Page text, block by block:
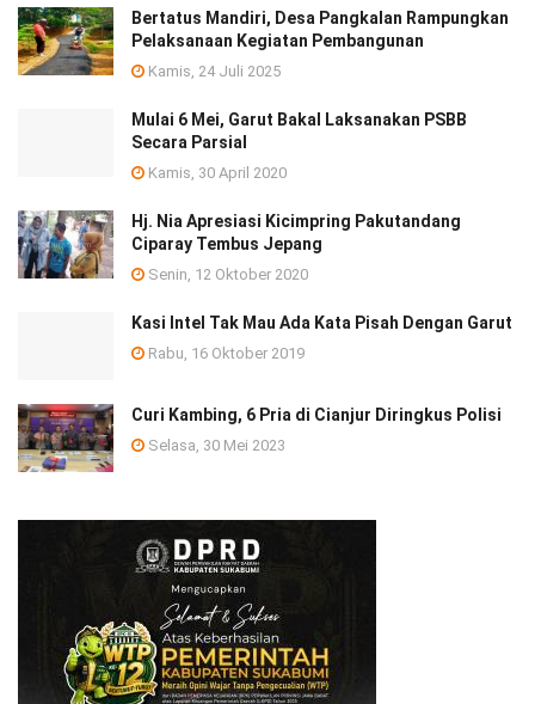
Bertatus Mandiri, Desa Pangkalan Rampungkan
Pelaksanaan Kegiatan Pembangunan
Kamis, 24 Juli 2025
Mulai 6 Mei, Garut Bakal Laksanakan PSBB
Secara Parsial
Kamis, 30 April 2020
Hj. Nia Apresiasi Kicimpring Pakutandang
Ciparay Tembus Jepang
Senin, 12 Oktober 2020
Kasi Intel Tak Mau Ada Kata Pisah Dengan Garut
Rabu, 16 Oktober 2019
Curi Kambing, 6 Pria di Cianjur Diringkus Polisi
Selasa, 30 Mei 2023